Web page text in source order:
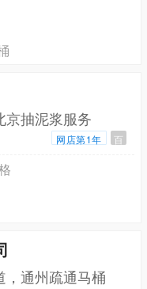
京抽泥浆服务
网店第1年 百
通州疏通马桶